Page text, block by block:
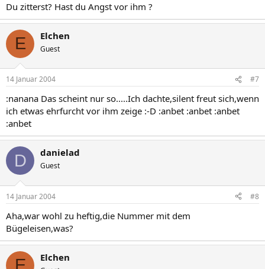
Du zitterst? Hast du Angst vor ihm ?
E Elchen
Guest
14 Januar 2004 #7
:nanana Das scheint nur so.....Ich dachte,silent freut sich,wenn
ich etwas ehrfurcht vor ihm zeige :-D :anbet :anbet :anbet
:anbet
D danielad
Guest
14 Januar 2004 #8
Aha,war wohl zu heftig,die Nummer mit dem
Bügeleisen,was?
E Elchen